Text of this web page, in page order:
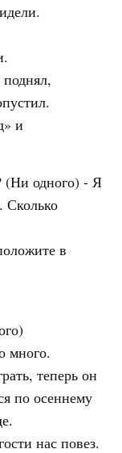
и
(Ни одного) - Я
Сколько
в
много.
теперь он
по осеннему
нас повез.